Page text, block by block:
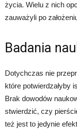
życia. Wielu z nich
zauważyli po
Badania
Dotychczas nie
które potwierdzałyby
Brak dowodów
stwierdzić, czy
też jest to jedynie